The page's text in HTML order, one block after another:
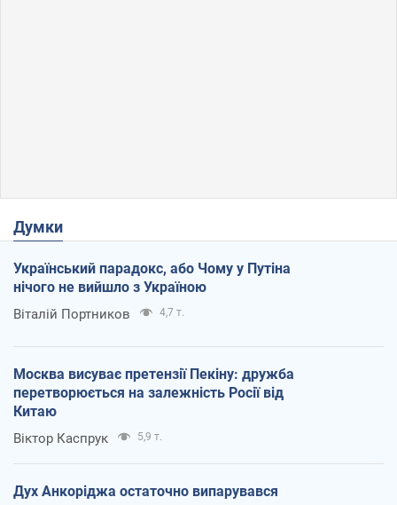
Думки
Український парадокс, або Чому у Путіна
нічого не вийшло з Україною
Віталій Портников 4,7 т.
Москва висуває претензії Пекіну: дружба
перетворюється на залежність Росії від
Китаю
Віктор Каспрук 5,9 т.
Дух Анкоріджа остаточно випарувався